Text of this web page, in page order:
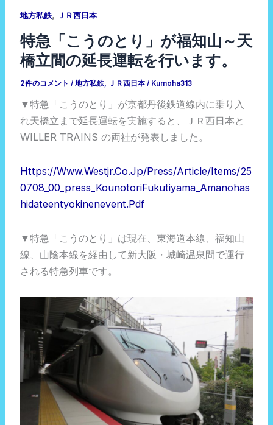
地方私鉄, ＪＲ西日本
特急「こうのとり」が福知山～天
橋立間の延長運転を行います。
2件のコメント /地方私鉄, ＪＲ西日本 / Kumoha313
▼特急「こうのとり」が京都丹後鉄道線内に乗り入
れ天橋立まで延長運転を実施すると、ＪＲ西日本と
WILLER TRAINS の両社が発表しました。
Https://www.westjr.co.jp/press/article/items/25
0708_00_press_KounotoriFukutiyama_Amanohas
Hidateentyokinenevent.pdf
▼特急「こうのとり」は現在、東海道本線、福知山
線、山陰本線を経由して新大阪・城崎温泉間で運行
される特急列車です。